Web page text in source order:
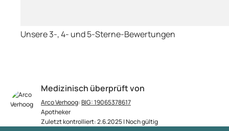
Medizinisch überprüft von
Arco Verhoog:BIG: 19065378617
Apotheker
Zuletzt kontrolliert: 2.6.2025 | Noch gültig
Unsere 3-, 4- und 5-Sterne-Bewertungen